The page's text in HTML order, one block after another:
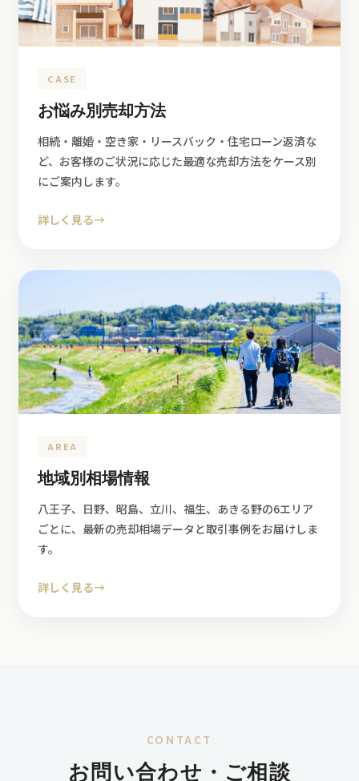
CASE
お悩み別売却方法
相続・離婚・空き家・リースバック・住宅ローン返済な
ど、お客様のご状況に応じた最適な売却方法をケース別
にご案内します。
詳しく見る→
AREA
地域別相場情報
八王子、日野、昭島、立川、福生、あきる野の6エリア
ごとに、最新の売却相場データと取引事例をお届けしま
す。
詳しく見る→
CONTACT
お問い合わせ・ご相談